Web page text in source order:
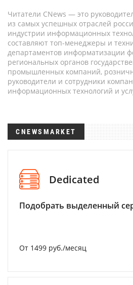
Читатели CNews — это
из самых успешных отраслей
индустрии информационных
составляют топ-менеджеры и
департаментов информатизации
региональных органов
промышленных компаний,
руководители и сотрудники
информационных технологий и
CNEWSMARKET
Dedicated
Подобрать выделенный
От 1499 руб./месяц